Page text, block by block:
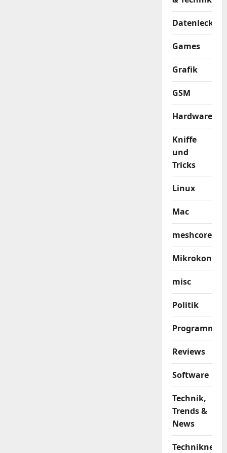
Datenleck
Games
Grafik
GSM
Hardware
Kniffe
und
Tricks
Linux
Mac
meshcore
misc
Politik
Reviews
Software
Technik,
Trends &
News
Techniknews